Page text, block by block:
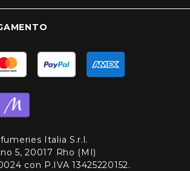
Italia S.r.l.
5, 20017 Rho (MI)
con P.IVA 13425220152.